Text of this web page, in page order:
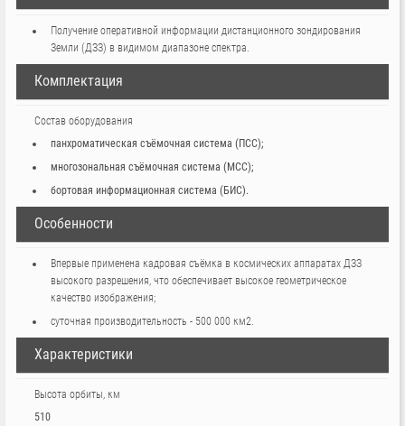
Получение оперативной информации дистанционного зондирования
Земли (ДЗЗ) в видимом диапазоне спектра.
Комплектация
Состав оборудования
панхроматическая съёмочная система (ПСС);
многозональная съёмочная система (МСС);
бортовая информационная система (БИС).
Особенности
впервые применена кадровая съёмка в космических аппаратах ДЗЗ
высокого разрешения, что обеспечивает высокое геометрическое
качество изображения;
суточная производительность - 500 000 км2.
Характеристики
Высота орбиты, км
510